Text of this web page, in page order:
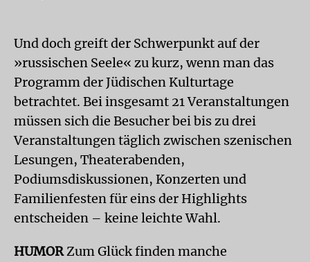
Und doch greift der Schwerpunkt auf der
»russischen Seele« zu kurz, wenn man das
Programm der Jüdischen Kulturtage
betrachtet. Bei insgesamt 21 Veranstaltungen
müssen sich die Besucher bei bis zu drei
Veranstaltungen täglich zwischen szenischen
Lesungen, Theaterabenden,
Podiumsdiskussionen, Konzerten und
Familienfesten für eins der Highlights
entscheiden – keine leichte Wahl.
HUMORZum Glück finden manche